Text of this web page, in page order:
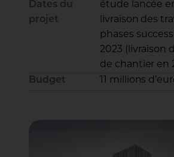
Dates du
projet
étude lancée
livraison des
phases
2023 (livraison
de chantier en
Budget
11 millions